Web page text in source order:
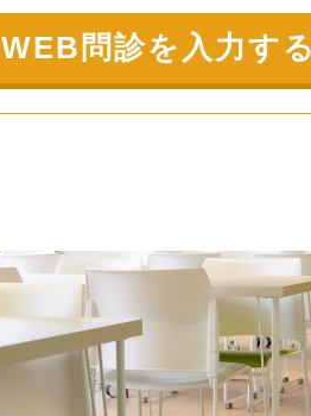
WEB問診を入力す